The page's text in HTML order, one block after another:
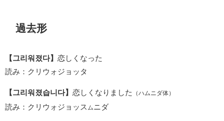
過去形
【그리워졌다】 恋しくなった
読み：クリウォジョッタ
【그리워졌습니다】 恋しくなりました （ハムニダ体）
読み：クリウォジョッス ムニダ